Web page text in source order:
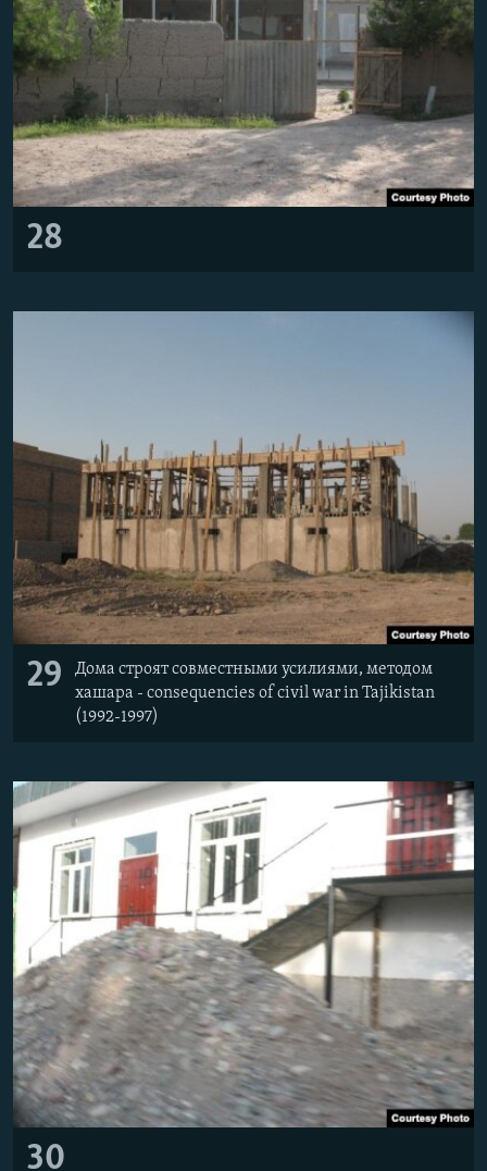
28
29
Дома строят совместными усилиями, методом
хашара - consequencies of civil war in Tajikistan
(1992-1997)
30